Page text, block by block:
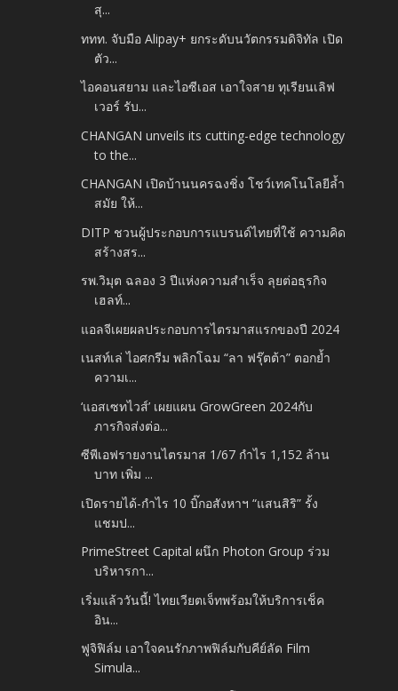
สุ...
ททท. จับมือ Alipay+ ยกระดับนวัตกรรมดิจิทัล เปิด
ตัว...
ไอคอนสยาม และไอซีเอส เอาใจสาย ทุเรียนเลิฟ
เวอร์ รับ...
CHANGAN unveils its cutting-edge technology
to the...
CHANGAN เปิดบ้านนครฉงชิ่ง โชว์เทคโนโลยีล้ำ
สมัย ให้...
DITP ชวนผู้ประกอบการแบรนด์ไทยที่ใช้ ความคิด
สร้างสร...
รพ.วิมุต ฉลอง 3 ปีแห่งความสำเร็จ ลุยต่อธุรกิจ
เฮลท์...
แอลจีเผยผลประกอบการไตรมาสแรกของปี 2024
เนสท์เล่ ไอศกรีม พลิกโฉม “ลา ฟรุ๊ตต้า” ตอกย้ำ
ความเ...
‘แอสเซทไวส์’ เผยแผน GrowGreen 2024กับ
ภารกิจส่งต่อ...
ซีพีเอฟรายงานไตรมาส 1/67 กำไร 1,152 ล้าน
บาท เพิ่ม ...
เปิดรายได้-กำไร 10 บิ๊กอสังหาฯ “แสนสิริ” รั้ง
แชมป...
PrimeStreet Capital ผนึก Photon Group ร่วม
บริหารกา...
เริ่มแล้ววันนี้! ไทยเวียตเจ็ทพร้อมให้บริการเช็ค
อิน...
ฟูจิฟิล์ม เอาใจคนรักภาพฟิล์มกับคีย์ลัด Film
Simula...